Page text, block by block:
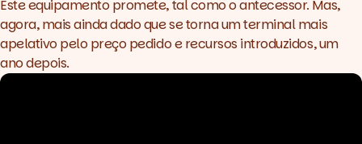
Este equipamento promete, tal como o antecessor. Mas,
agora, mais ainda dado que se torna um terminal mais
apelativo pelo preço pedido e recursos introduzidos, um
ano depois.